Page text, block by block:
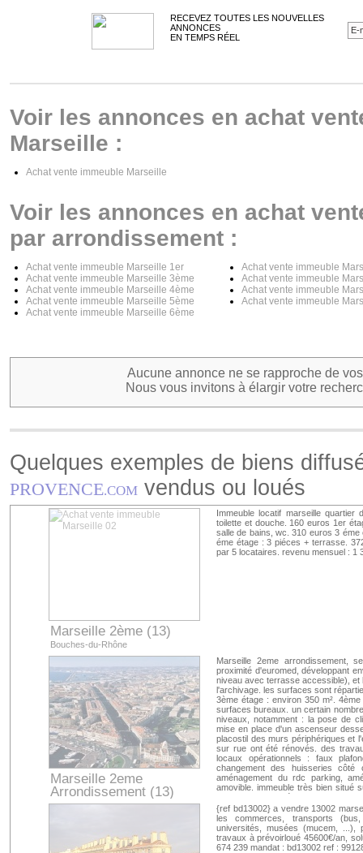
RECEVEZ TOUTES LES NOUVELLES
ANNONCES
EN TEMPS RÉEL
Voir les annonces en achat
Marseille :
Achat vente immeuble Marseille
Voir les annonces en achat
par arrondissement :
Achat vente immeuble Marseille 1er
Achat vente immeuble Marseille 3ème
Achat vente immeuble Marseille 4ème
Achat vente immeuble Marseille 5ème
Achat vente immeuble Marseille 6ème
Achat vente immeuble
Achat vente immeuble
Achat vente immeuble
Achat vente immeuble
Aucune annonce ne se rapproche de
Nous vous invitons à élargir votre
Quelques exemples de biens
PROVENCE.COM vendus ou loués
Marseille 2ème (13)
Bouches-du-Rhône
Immeuble locatif marseille
toilette et douche. 160 euros 1er
salle de bains, wc. 310 euros 3
éme étage : 3 piéces + terrasse.
par 5 locataires. revenu mensuel : 1
Marseille 2eme
Arrondissement (13)
Bouches-du-Rhône
Marseille 2eme arrondissement,
proximité d'euromed, développant
niveau avec terrasse accessible), et
l'archivage. les surfaces sont
3ème étage : environ 350 m².
surfaces bureaux. un certain
niveaux, notamment : la pose de
mise en place d'un ascenseur
placostil des murs périphériques et
sur rue ont été rénovés. des
locaux opérationnels : faux
changement des huisseries côté
aménagement du rdc parking,
amovible. immeuble très bien situé
voir rapidement. réseau immobilier
voir photos (réf. 207767) sur
{ref bd13002} a vendre 13002
les commerces, transports
universités, musées (mucem, ...),
travaux à prévoirloué 45600€/an,
674 239 mandat : bd13002 ref :